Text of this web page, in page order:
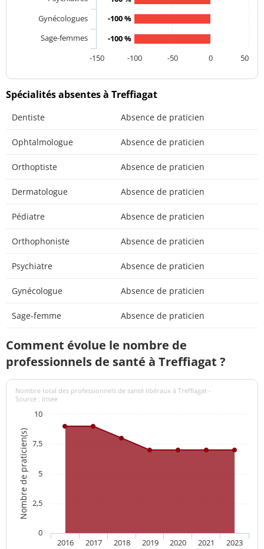
-100 %
-100 %
Gynécologues
Sage-femmes
-100
-50 0 50
-150
Spécialités absentes à Treffiagat
Dentiste Absence de praticien
Ophtalmologue Absence de praticien
Orthoptiste Absence de praticien
Dermatologue Absence de praticien
Pédiatre Absence de praticien
Orthophoniste Absence de praticien
Psychiatre Absence de praticien
Gynécologue Absence de praticien
Sage-femme Absence de praticien
Comment évolue le nombre de
professionnels de santé à Treffiagat ?
Nombre de praticien(s)
Nombre total des professionnels de santé libéraux à Treffiagat -
Source : Insee
2016 2017 2018 2019 2020 2021 2023
0
2,5
5
7,5
10